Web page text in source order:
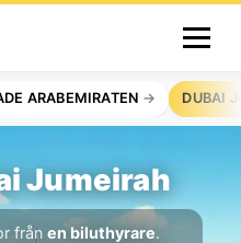
ARABEMIRATEN DUBAI
Jumeirah
från en biluthyrare.